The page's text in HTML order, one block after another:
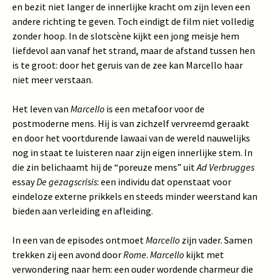
en bezit niet langer de innerlijke kracht om zijn leven een
andere richting te geven. Toch eindigt de film niet volledig
zonder hoop. In de slotscène kijkt een jong meisje hem
liefdevol aan vanaf het strand, maar de afstand tussen hen
is te groot: door het geruis van de zee kan Marcello haar
niet meer verstaan.
Het leven van Marcello is een metafoor voor de
postmoderne mens. Hij is van zichzelf vervreemd geraakt
en door het voortdurende lawaai van de wereld nauwelijks
nog in staat te luisteren naar zijn eigen innerlijke stem. In
die zin belichaamt hij de “poreuze mens” uitAd Verbrugges
essayDe gezagscrisis: een individu dat openstaat voor
eindeloze externe prikkels en steeds minder weerstand kan
bieden aan verleiding en afleiding.
In een van de episodes ontmoetMarcello zijn vader. Samen
trekken zij een avond doorRome. Marcello kijkt met
verwondering naar hem: een ouder wordende charmeur die